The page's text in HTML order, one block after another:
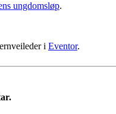
ungdomsløp.
i Eventor.